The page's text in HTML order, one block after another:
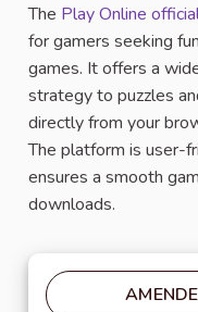
The Play Online
for gamers seeking
games. It offers a
strategy to puzzles
directly from your
The platform is user-
ensures a smooth
downloads.